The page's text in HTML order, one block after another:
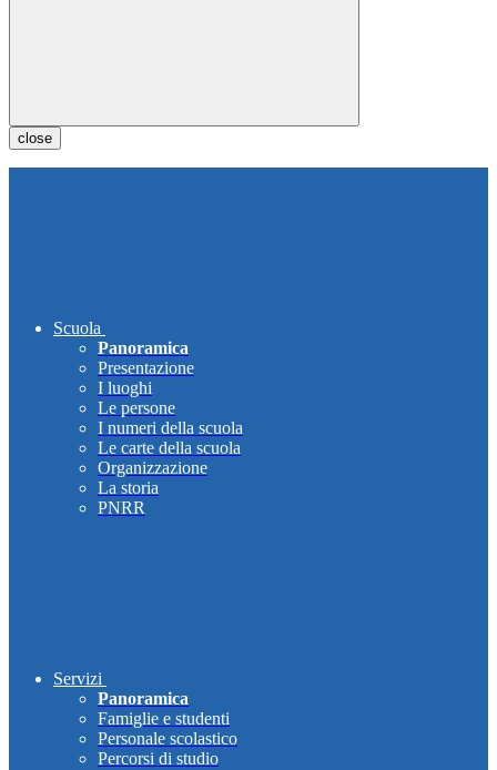
close
Scuola
Panoramica
Presentazione
I luoghi
Le persone
I numeri della scuola
Le carte della scuola
Organizzazione
La storia
PNRR
Servizi
Panoramica
Famiglie e studenti
Personale scolastico
Percorsi di studio